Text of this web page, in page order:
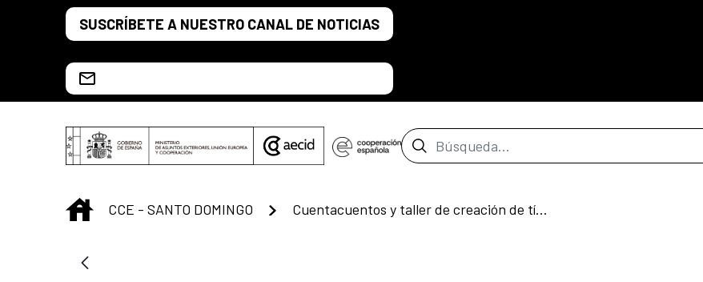
Saltar al contenido principal
SUSCRÍBETE A NUESTRO CANAL DE NOTICIAS
Barra de búsqueda
INICIO
CCE - SANTO DOMINGO Cuentacuentos y taller de creación de títeres